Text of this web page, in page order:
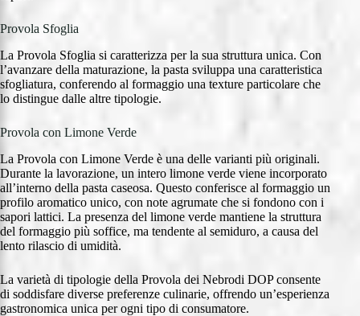
Provola Sfoglia
La Provola Sfoglia si caratterizza per la sua struttura unica. Con
l’avanzare della maturazione, la pasta sviluppa una caratteristica
sfogliatura, conferendo al formaggio una texture particolare che
lo distingue dalle altre tipologie.
Provola con Limone Verde
La Provola con Limone Verde è una delle varianti più originali.
Durante la lavorazione, un intero limone verde viene incorporato
all’interno della pasta caseosa. Questo conferisce al formaggio un
profilo aromatico unico, con note agrumate che si fondono con i
sapori lattici. La presenza del limone verde mantiene la struttura
del formaggio più soffice, ma tendente al semiduro, a causa del
lento rilascio di umidità.
La varietà di tipologie della Provola dei Nebrodi DOP consente
di soddisfare diverse preferenze culinarie, offrendo un’esperienza
gastronomica unica per ogni tipo di consumatore.